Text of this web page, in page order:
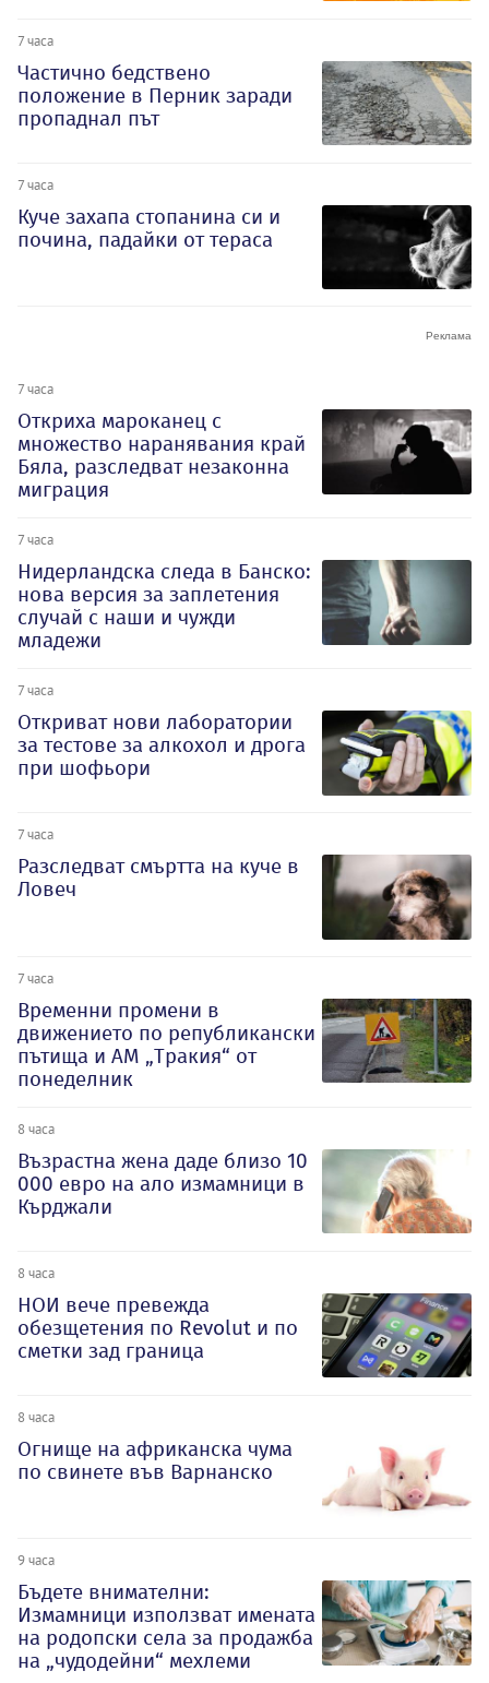
7 часа
Частично бедствено
положение в Перник заради
пропаднал път
7 часа
Куче захапа стопанина си и
почина, падайки от тераса
7 часа
Откриха мароканец с
множество наранявания край
Бяла, разследват незаконна
миграция
7 часа
Нидерландска следа в Банско:
нова версия за заплетения
случай с наши и чужди
младежи
7 часа
Откриват нови лаборатории
за тестове за алкохол и дрога
при шофьори
7 часа
Разследват смъртта на куче в
Ловеч
7 часа
Временни промени в
движението по републикански
пътища и АМ „Тракия“ от
понеделник
8 часа
Възрастна жена даде близо 10
000 евро на ало измамници в
Кърджали
8 часа
НОИ вече превежда
обезщетения по Revolut и по
сметки зад граница
8 часа
Огнище на африканска чума
по свинете във Варнанско
9 часа
Бъдете внимателни:
Измамници използват имената
на родопски села за продажба
на „чудодейни“ мехлеми